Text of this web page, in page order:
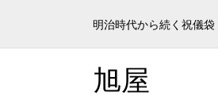
明治時代から続く祝儀袋
旭屋